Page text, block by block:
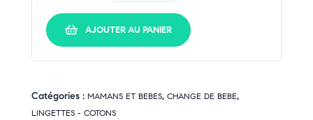
AJOUTER AU PANIER
Catégories : MAMANS ET BEBES, CHANGE DE BEBE,
LINGETTES - COTONS